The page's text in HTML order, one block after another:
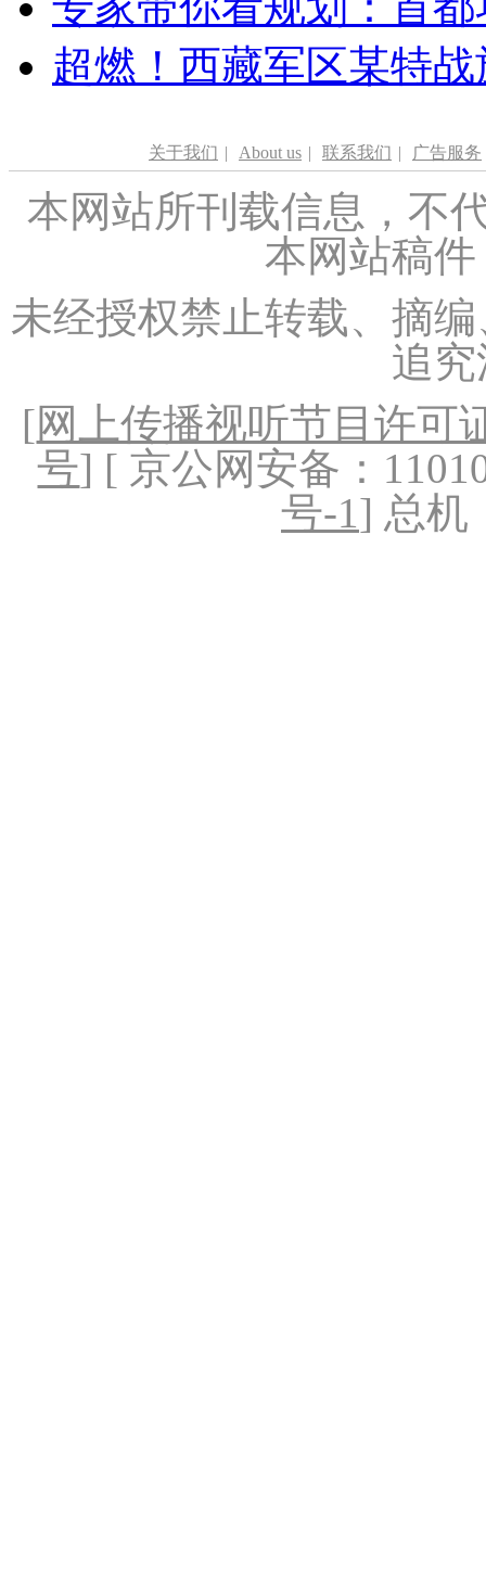
超燃！西藏军区某特
关于我们 | About us | 联系我们 | 广告服务
本网站所刊载信息，不
本网站稿
未经授权禁止转载、摘
追
[网上传播视听节目许可
号] [ 京公网安备：
号-1] 总机